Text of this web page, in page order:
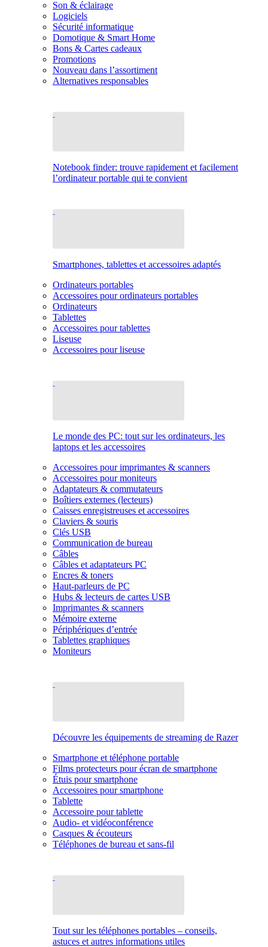
Son & éclairage
Logiciels
Sécurité informatique
Domotique & Smart Home
Bons & Cartes cadeaux
Promotions
Nouveau dans l’assortiment
Alternatives responsables
Notebook finder: trouve rapidement et facilement
l’ordinateur portable qui te convient
Smartphones, tablettes et accessoires adaptés
Ordinateurs portables
Accessoires pour ordinateurs portables
Ordinateurs
Tablettes
Accessoires pour tablettes
Liseuse
Accessoires pour liseuse
Le monde des PC: tout sur les ordinateurs, les
laptops et les accessoires
Accessoires pour imprimantes & scanners
Accessoires pour moniteurs
Adaptateurs & commutateurs
Boîtiers externes (lecteurs)
Caisses enregistreuses et accessoires
Claviers & souris
Clés USB
Communication de bureau
Câbles
Câbles et adaptateurs PC
Encres & toners
Haut-parleurs de PC
Hubs & lecteurs de cartes USB
Imprimantes & scanners
Mémoire externe
Périphériques d’entrée
Tablettes graphiques
Moniteurs
Découvre les équipements de streaming de Razer
Smartphone et téléphone portable
Films protecteurs pour écran de smartphone
Étuis pour smartphone
Accessoires pour smartphone
Tablette
Accessoire pour tablette
Audio- et vidéoconférence
Casques & écouteurs
Téléphones de bureau et sans-fil
Tout sur les téléphones portables – conseils,
astuces et autres informations utiles